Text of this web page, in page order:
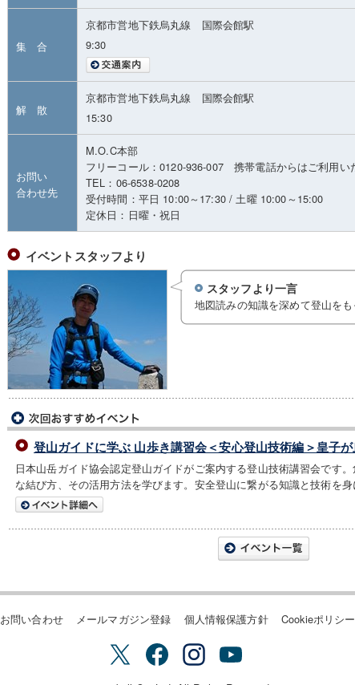
集 合
京都市営地下鉄烏丸線 国際会館駅
9:30
解 散
京都市営地下鉄烏丸線 国際会館駅
15:30
お問い
合わせ先
M.O.C本部
フリーコール：0120-936-007 携帯電話からはご利用い
TEL：06-6538-0208
受付時間：平日 10:00～17:30 / 土曜 10:00～15:00
定休日：日曜・祝日
イベントスタッフより
スタッフより一言
地図読みの知識を深めて登山を
登山ガイドに学ぶ 山歩き講習会＜安心登山技術編＞皇子
日本山岳ガイド協会認定登山ガイドがご案内する登山技術講習会です
な結び方、その活用方法を学びます。安全登山に繋がる知識と技術を身
お問い合わせ メールマガジン登録 個人情報保護方針 Cookieポリシー